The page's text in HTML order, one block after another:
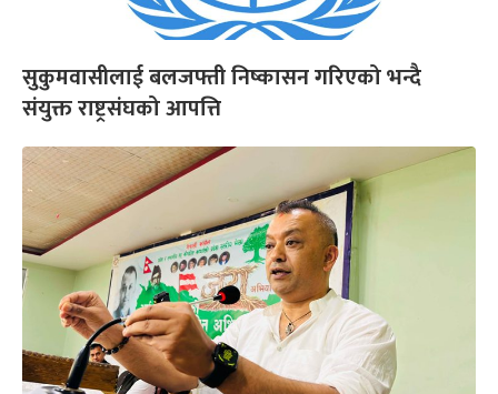
सुकुमवासीलाई बलजफ्ती निष्कासन गरिएको भन्दै
संयुक्त राष्ट्रसंघको आपत्ति